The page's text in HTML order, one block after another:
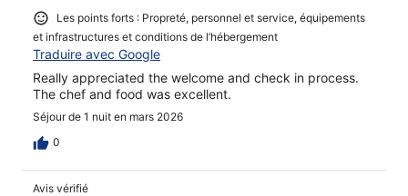
Les points forts : Propreté, personnel et service, équipements
et infrastructures et conditions de l’hébergement
Traduire avec Google
Really appreciated the welcome and check in process.
The chef and food was excellent.
Séjour de 1 nuit en mars 2026
0
Avis vérifié